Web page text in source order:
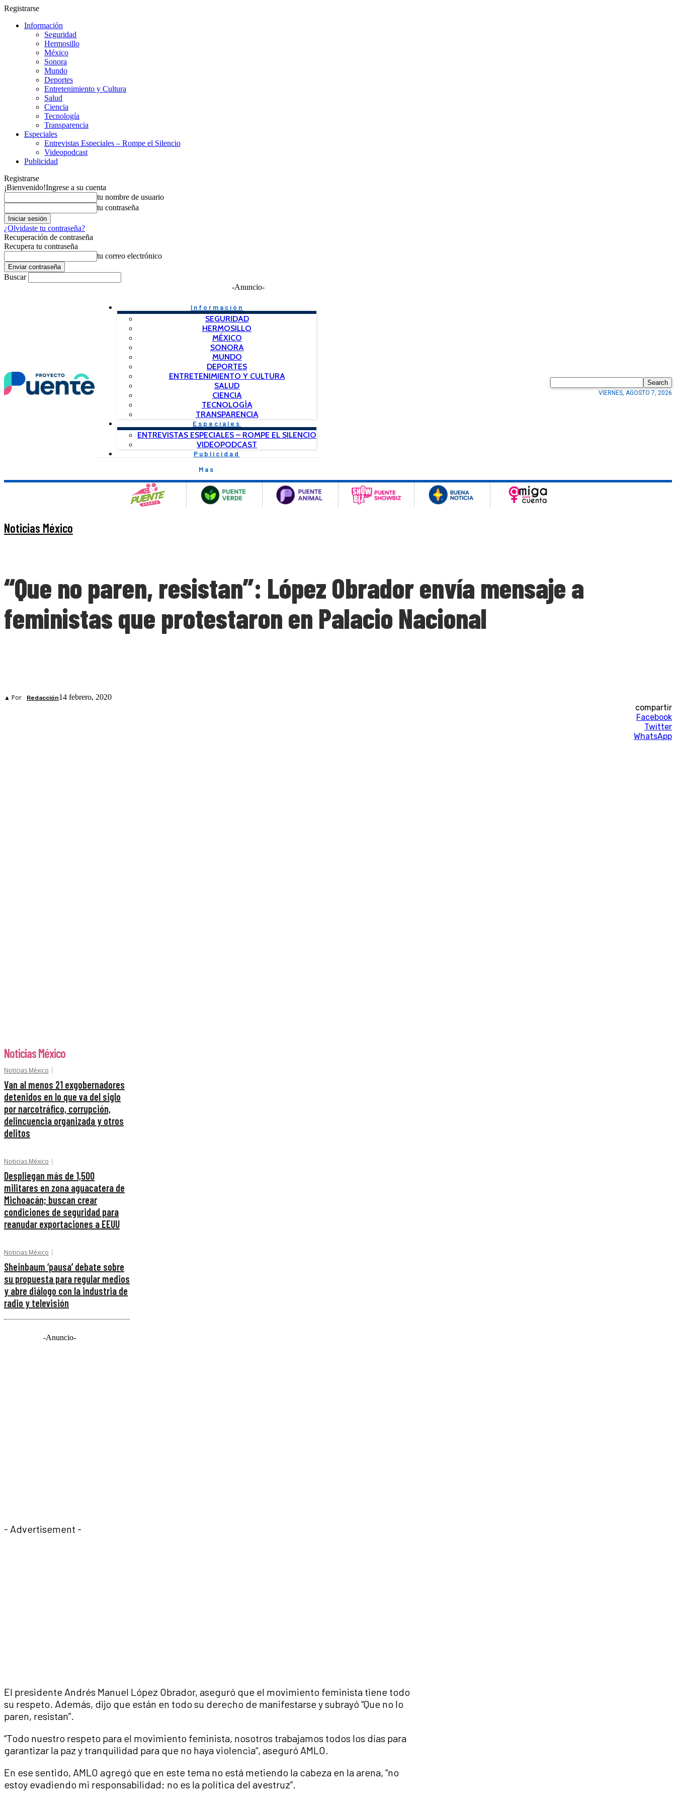
Registrarse
Información
Seguridad
Hermosillo
México
Sonora
Mundo
Deportes
Entretenimiento y Cultura
Salud
Ciencia
Tecnología
Transparencia
Especiales
Entrevistas Especiales – Rompe el Silencio
Videopodcast
Publicidad
Registrarse
¡Bienvenido!Ingrese a su cuenta
tu nombre de usuario
tu contraseña
¿Olvidaste tu contraseña?
Recuperación de contraseña
Recupera tu contraseña
tu correo electrónico
Buscar
-Anuncio-
Información
SEGURIDAD
HERMOSILLO
MÉXICO
SONORA
MUNDO
DEPORTES
ENTRETENIMIENTO Y CULTURA
SALUD
CIENCIA
TECNOLOGÍA
TRANSPARENCIA
Especiales
ENTREVISTAS ESPECIALES – ROMPE EL SILENCIO
VIDEOPODCAST
Publicidad
Mas
Search
VIERNES, AGOSTO 7, 2026
Noticias México
“Que no paren, resistan”: López Obrador envía mensaje a
feministas que protestaron en Palacio Nacional
▲ Por Redacción14 febrero, 2020
compartir
Facebook
Twitter
WhatsApp
Noticias México
Noticias México
Van al menos 21 exgobernadores
detenidos en lo que va del siglo
por narcotráfico, corrupción,
delincuencia organizada y otros
delitos
Noticias México
Despliegan más de 1,500
militares en zona aguacatera de
Michoacán; buscan crear
condiciones de seguridad para
reanudar exportaciones a EEUU
Noticias México
Sheinbaum ‘pausa’ debate sobre
su propuesta para regular medios
y abre diálogo con la industria de
radio y televisión
-Anuncio-
- Advertisement -
El presidente Andrés Manuel López Obrador, aseguró que el movimiento feminista tiene todo
su respeto. Además, dijo que están en todo su derecho de manifestarse y subrayó “Que no lo
paren, resistan”.
“Todo nuestro respeto para el movimiento feminista, nosotros trabajamos todos los días para
garantizar la paz y tranquilidad para que no haya violencia“, aseguró AMLO.
En ese sentido, AMLO agregó que en este tema no está metiendo la cabeza en la arena, “no
estoy evadiendo mi responsabilidad; no es la política del avestruz”.